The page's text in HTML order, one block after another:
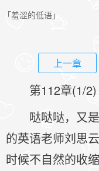
「羞涩的低语」
上一章
第112章(1/2)
哒哒哒，又
的英语老师刘思
时候不自然的收缩